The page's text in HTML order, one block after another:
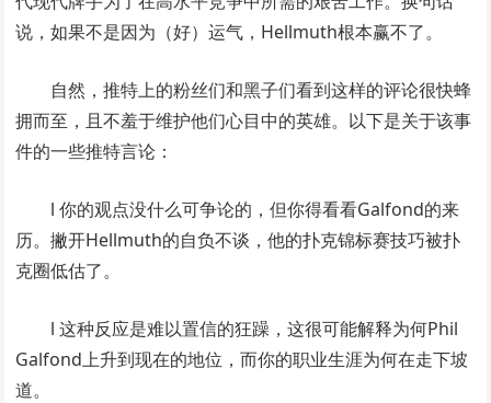
说，如果不是因为（好）运气，Hellmuth根本赢不了。
自然，推特上的粉丝们和黑子们看到这样的评论很快蜂
拥而至，且不羞于维护他们心目中的英雄。以下是关于该事
件的一些推特言论：
l 你的观点没什么可争论的，但你得看看Galfond的来
历。撇开Hellmuth的自负不谈，他的扑克锦标赛技巧被扑
克圈低估了。
l 这种反应是难以置信的狂躁，这很可能解释为何Phil
Galfond上升到现在的地位，而你的职业生涯为何在走下坡
道。